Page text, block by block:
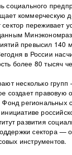
коммерческую
переживает
превысил 140
в России
более 80 тысяч
несколько
создает
региональных
развития
сектора —
инструментов.